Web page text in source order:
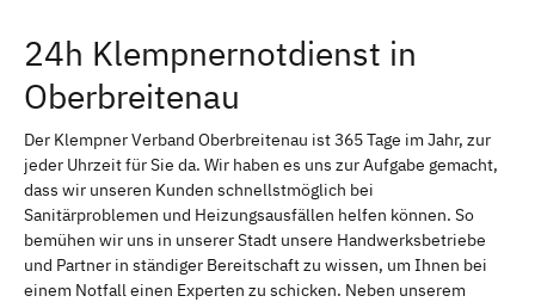
24h Klempnernotdienst in
Oberbreitenau
Der Klempner Verband Oberbreitenau ist 365 Tage im Jahr, zur
jeder Uhrzeit für Sie da. Wir haben es uns zur Aufgabe gemacht,
dass wir unseren Kunden schnellstmöglich bei
Sanitärproblemen und Heizungsausfällen helfen können. So
bemühen wir uns in unserer Stadt unsere Handwerksbetriebe
und Partner in ständiger Bereitschaft zu wissen, um Ihnen bei
einem Notfall einen Experten zu schicken. Neben unserem